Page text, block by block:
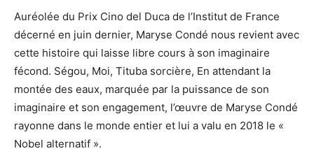
Auréolée du Prix Cino del Duca de l’Institut de France
décerné en juin dernier, Maryse Condé nous revient avec
cette histoire qui laisse libre cours à son imaginaire
fécond. Ségou, Moi, Tituba sorcière, En attendant la
montée des eaux, marquée par la puissance de son
imaginaire et son engagement, l’œuvre de Maryse Condé
rayonne dans le monde entier et lui a valu en 2018 le «
Nobel alternatif ».